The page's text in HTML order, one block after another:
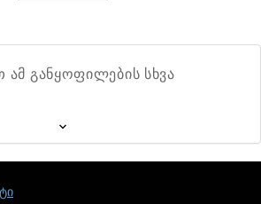
განყოფილების სხვა